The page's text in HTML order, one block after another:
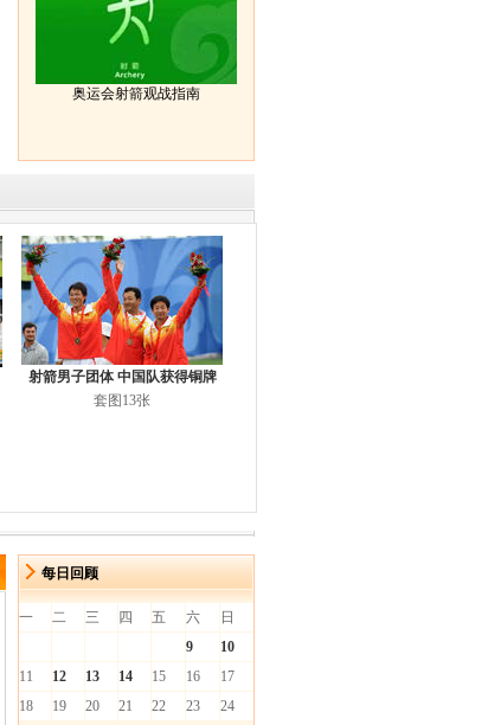
奥运会射箭观战指南
射箭男子团体 中国队获得铜牌
套图13张
每日回顾
一 二 三 四 五 六
日
9
10
11
12 13 14 15 16
17
18
19 20 21 22 23 24